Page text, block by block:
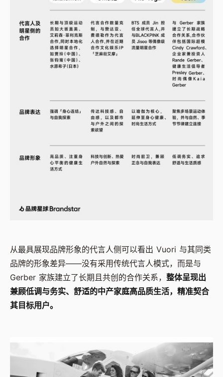
从最具展现品牌形象的代言人侧可以看出 Vuori 与其同类
品牌的形象差异——没有采用传统代言人模式，而是与
Gerber 家族建立了长期且共创的合作关系， 整体呈现出
兼顾低调与务实、舒适的中产家庭高品质生活，精准契合
其目标用户。